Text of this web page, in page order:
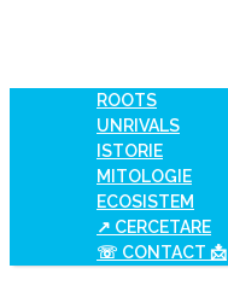
ROOTS
UNRIVALS
ISTORIE
MITOLOGIE
ECOSISTEM
↗ CERCETARE
☏ CONTACT 📩